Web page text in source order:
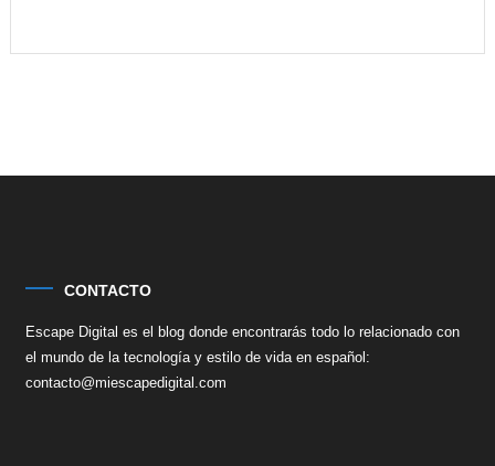
CONTACTO
Escape Digital es el blog donde encontrarás todo lo relacionado con
el mundo de la tecnología y estilo de vida en español:
contacto@miescapedigital.com